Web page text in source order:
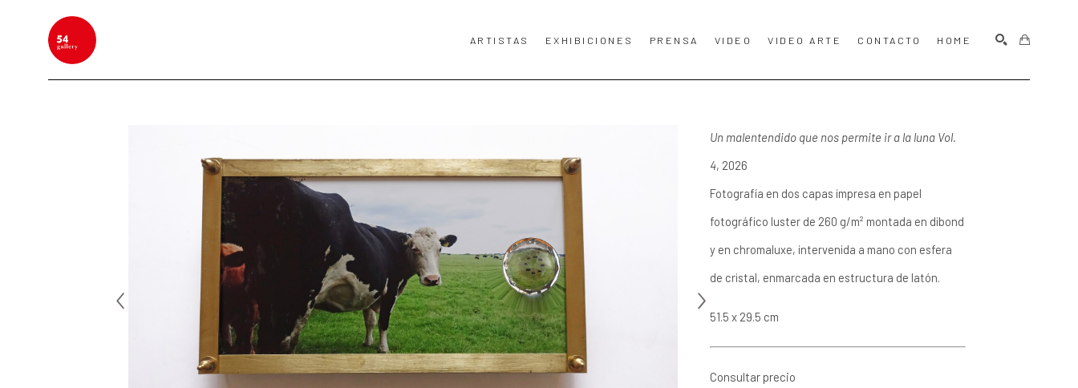
ARTISTAS EXHIBICIONES PRENSA VIDEO VIDEO ARTE CONTACTO HOME
Un malentendido que nos permite ir a la luna Vol.
4, 2026
Fotografía en dos capas impresa en papel
fotográfico luster de 260 g/m² montada en dibond
y en chromaluxe, intervenida a mano con esfera
de cristal, enmarcada en estructura de latón.
51.5 x 29.5 cm
Consultar precio